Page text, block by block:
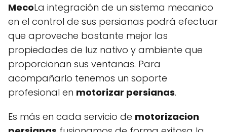
MecoLa integración de un sistema mecanico
en el control de sus persianas podrá efectuar
que aproveche bastante mejor las
propiedades de luz nativo y ambiente que
proporcionan sus ventanas. Para
acompañarlo tenemos un soporte
profesional en motorizar persianas.
Es más en cada servicio de motorizacion